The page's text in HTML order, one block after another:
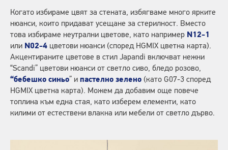
Когато избираме цвят за стената, избягваме много ярките
нюанси, които придават усещане за стерилност. Вместо
това избираме неутрални цветове, като например N12-1
или N02-4 цветови нюанси (според HGMIX цветна карта).
Акцентираните цветове в стил Japandi включват нежни
“Scandi” цветови нюанси от светло сиво, бледо розово,
“бебешко синьо” и пастелно зелено (като G07-3 според
HGMIX цветна карта). Можем да добавим още повече
топлина към една стая, като изберем елементи, като
килими от естествени влакна или мебели от светло дърво.